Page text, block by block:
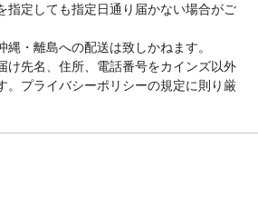
指定しても指定日通り届かない場合がご
縄・離島への配送は致しかねます。
け先名、住所、電話番号をカインズ以外
。プライバシーポリシーの規定に則り厳